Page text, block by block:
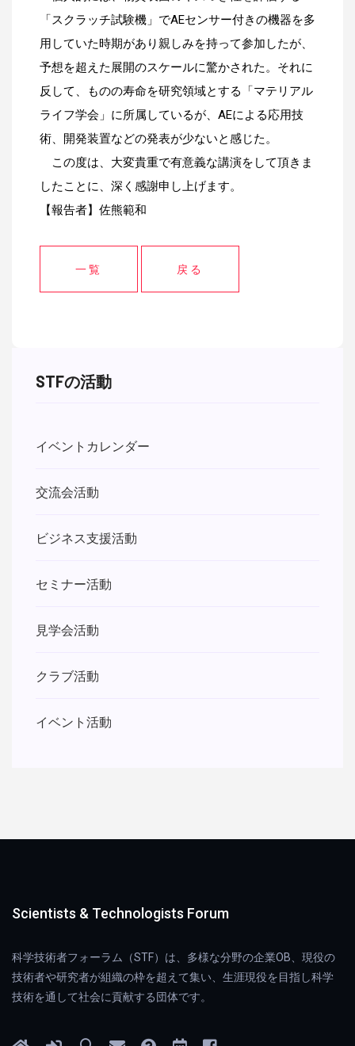
「スクラッチ試験機」でAEセンサー付きの機器を多
用していた時期があり親しみを持って参加したが、
予想を超えた展開のスケールに驚かされた。それに
反して、ものの寿命を研究領域とする「マテリアル
ライフ学会」に所属しているが、AEによる応用技
術、開発装置などの発表が少ないと感じた。
この度は、大変貴重で有意義な講演をして頂きま
したことに、深く感謝申し上げます。
【報告者】佐熊範和
一覧 戻る
STFの活動
イベントカレンダー
交流会活動
ビジネス支援活動
セミナー活動
見学会活動
クラブ活動
イベント活動
Scientists & Technologists Forum
科学技術者フォーラム（STF）は、多様な分野の企業OB、現役の
技術者や研究者が組織の枠を超えて集い、生涯現役を目指し科学
技術を通して社会に貢献する団体です。